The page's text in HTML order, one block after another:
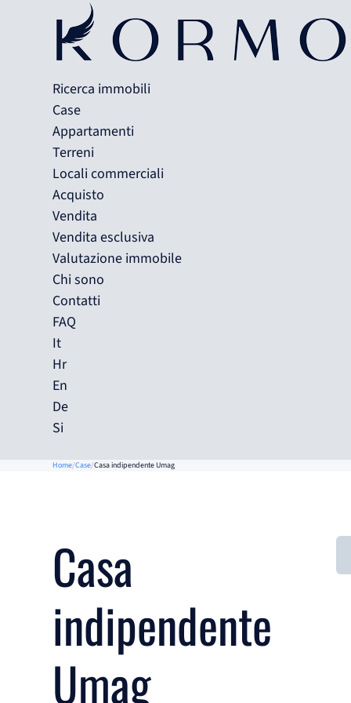
Ricerca immobili
Case
Appartamenti
Terreni
Locali commerciali
Acquisto
Vendita
Vendita esclusiva
Valutazione immobile
Chi sono
Contatti
FAQ
It
Hr
En
De
Si
Home Case Casa indipendente Umag
Casa
indipendente
Umag